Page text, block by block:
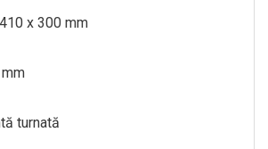
410 x 300 mm
turnată